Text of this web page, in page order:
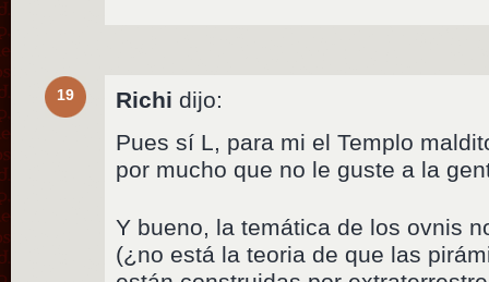
19 Richi dijo:
Pues sí L, para mi el Templo
por mucho que no le guste a la
Y bueno, la temática de los ovnis
(¿no está la teoria de que las